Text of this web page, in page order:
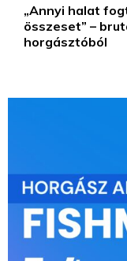
„Annyi halat
összeset” –
horgásztóból